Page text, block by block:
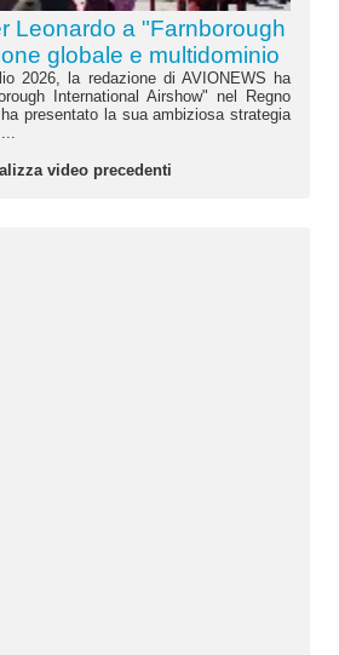
Leonardo a "Farnborough
globale e multidominio
2026, la redazione di AVIONEWS ha
International Airshow" nel Regno
presentato la sua ambiziosa strategia
video precedenti